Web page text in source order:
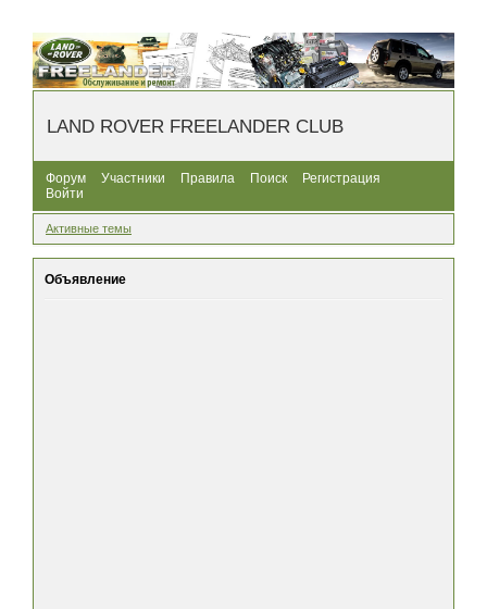
LAND ROVER FREELANDER CLUB
Форум Участники Правила Поиск
Регистрация
Войти
Активные темы
Объявление